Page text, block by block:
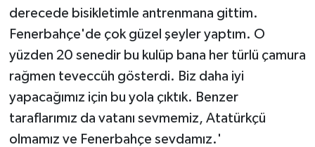
derecede bisikletimle antrenmana gittim.
Fenerbahçe'de çok güzel şeyler yaptım. O
yüzden 20 senedir bu kulüp bana her türlü çamura
rağmen teveccüh gösterdi. Biz daha iyi
yapacağımız için bu yola çıktık. Benzer
taraflarımız da vatanı sevmemiz, Atatürkçü
olmamız ve Fenerbahçe sevdamız.'